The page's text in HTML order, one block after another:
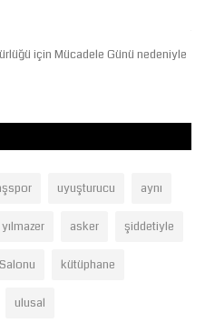
için Mücadele Günü nedeniyle
uyuşturucu aynı
yılmazer asker şiddetiyle
kütüphane
ulusal